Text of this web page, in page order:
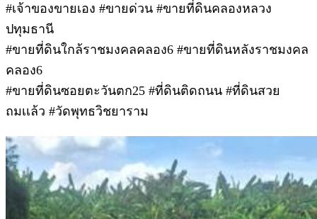
#เจ้าของขายเอง #ขายด่วน #ขายที่ดินคลองหลวง
ปทุมธานี
#ขายที่ดินใกล้ราชมงคลคลอง6 #ขายที่ดินหลังราชมงคล
คลอง6
#ขายที่ดินซอยตะวันตก25 #ที่ดินติดถนน #ที่ดินสวย
ถมเเล้ว #วัดพุทธวิชยาราม